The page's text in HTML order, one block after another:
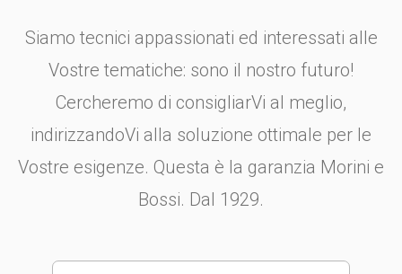
Siamo tecnici appassionati ed interessati alle
Vostre tematiche: sono il nostro futuro!
Cercheremo di consigliarVi al meglio,
indirizzandoVi alla soluzione ottimale per le
Vostre esigenze. Questa è la garanzia Morini e
Bossi. Dal 1929.